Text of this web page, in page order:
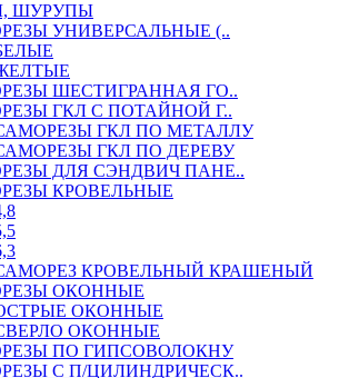
ШУРУПЫ
УНИВЕРСАЛЬНЫЕ (..
ШЕСТИГРАННАЯ ГО..
ГКЛ С ПОТАЙНОЙ Г..
ГКЛ ПО МЕТАЛЛУ
ГКЛ ПО ДЕРЕВУ
ДЛЯ СЭНДВИЧ ПАНЕ..
КРОВЕЛЬНЫЕ
КРОВЕЛЬНЫЙ КРАШЕНЫЙ
ОКОННЫЕ
ОКОННЫЕ
ОКОННЫЕ
ПО ГИПСОВОЛОКНУ
С П/ЦИЛИНДРИЧЕСК..